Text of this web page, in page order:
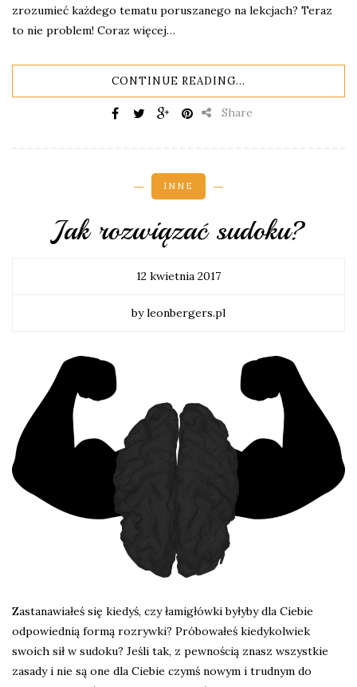
zrozumieć każdego tematu poruszanego na lekcjach? Teraz
to nie problem! Coraz więcej…
CONTINUE READING...
Share
INNE
Jak rozwiązać sudoku?
12 kwietnia 2017
by leonbergers.pl
Zastanawiałeś się kiedyś, czy łamigłówki byłyby dla Ciebie
odpowiednią formą rozrywki? Próbowałeś kiedykolwiek
swoich sił w sudoku? Jeśli tak, z pewnością znasz wszystkie
zasady i nie są one dla Ciebie czymś nowym i trudnym do